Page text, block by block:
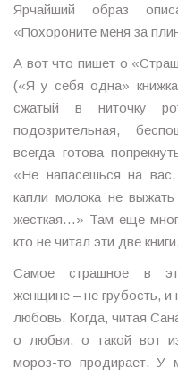
Ярчайший образ
«Похороните меня за
А вот что пишет о
(«Я у себя одна»
сжатый в ниточку
подозрительная,
всегда готова
«Не напасешься на
капли молока не
жесткая…» Там еще
кто не читал эти две
Самое страшное в
женщине – не грубость,
любовь. Когда, читая
о любви, о такой вот
мороз-то продирает. У